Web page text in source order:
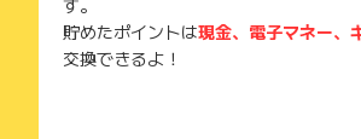
貯めたポイントは現金、電子マネー、
交換できるよ！